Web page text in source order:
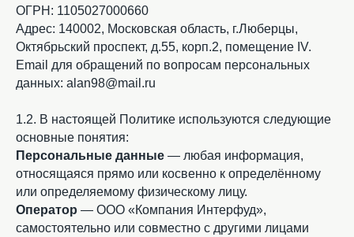
ОГРН: 1105027000660
Адрес: 140002, Московская область, г.Люберцы,
Октябрьский проспект, д.55, корп.2, помещение IV.
Email для обращений по вопросам персональных
данных: alan98@mail.ru
1.2. В настоящей Политике используются следующие
основные понятия:
Персональные данные — любая информация,
относящаяся прямо или косвенно к определённому
или определяемому физическому лицу.
Оператор — ООО «Компания Интерфуд»,
самостоятельно или совместно с другими лицами